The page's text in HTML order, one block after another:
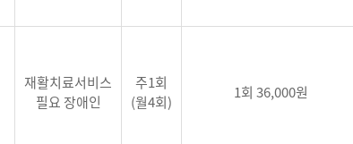
재활치료서비스
필요 장애인
주1회
(월4회)
1회 36,000원